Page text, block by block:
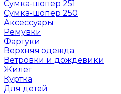
Сумка-шопер 251
Сумка-шопер 250
Аксессуары
Ремувки
Фартуки
Верхняя одежда
Ветровки и дождевики
Жилет
Куртка
Для детей